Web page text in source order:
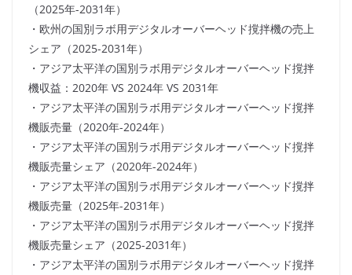
（2025年-2031年）
・欧州の国別ラボ用デジタルオーバーヘッド撹拌機の売上
シェア（2025-2031年）
・アジア太平洋の国別ラボ用デジタルオーバーヘッド撹拌
機収益：2020年 VS 2024年 VS 2031年
・アジア太平洋の国別ラボ用デジタルオーバーヘッド撹拌
機販売量（2020年-2024年）
・アジア太平洋の国別ラボ用デジタルオーバーヘッド撹拌
機販売量シェア（2020年-2024年）
・アジア太平洋の国別ラボ用デジタルオーバーヘッド撹拌
機販売量（2025年-2031年）
・アジア太平洋の国別ラボ用デジタルオーバーヘッド撹拌
機販売量シェア（2025-2031年）
・アジア太平洋の国別ラボ用デジタルオーバーヘッド撹拌